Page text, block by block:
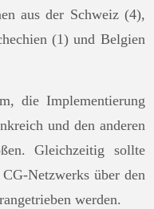
aus der Schweiz (4),
(1) und Belgien
die Implementierung
und den anderen
Gleichzeitig sollte
Netzwerks über den
werden.